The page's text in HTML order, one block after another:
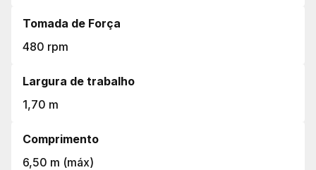
Tomada de Força
480 rpm
Largura de trabalho
1,70 m
Comprimento
6,50 m (máx)